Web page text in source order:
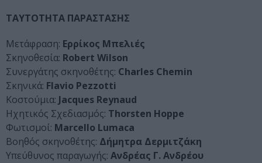
ΤΑΥΤΟΤΗΤΑ ΠΑΡΑΣΤΑΣΗΣ
Μετάφραση: Ερρίκος Μπελιές
Σκηνοθεσία: Robert Wilson
Συνεργάτης σκηνοθέτης: Charles Chemin
Σκηνικά: Flavio Pezzotti
Κοστούμια: Jacques Reynaud
Ηχητικός Σχεδιασμός: Thorsten Hoppe
Φωτισμοί: Marcello Lumaca
Βοηθός σκηνοθέτης: Δήμητρα Δερμιτζάκη
Υπεύθυνος παραγωγής: Ανδρέας Γ. Ανδρέου